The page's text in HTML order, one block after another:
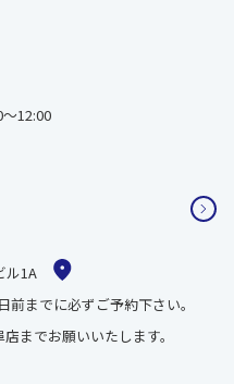
12:00
ル1A
までに必ずご予約下さい。
までお願いいたします。